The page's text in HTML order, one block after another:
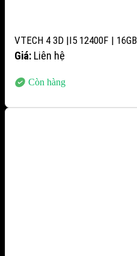
VTECH 4 3D |I5 12400F |
Giá: Liên hệ
Còn hàng